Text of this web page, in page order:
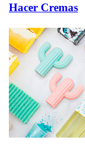
Hacer Cremas